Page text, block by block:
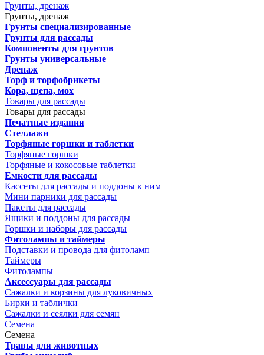
Грунты, дренаж
Грунты, дренаж
Грунты специализированные
Грунты для рассады
Компоненты для грунтов
Грунты универсальные
Дренаж
Торф и торфобрикеты
Кора, щепа, мох
Товары для рассады
Товары для рассады
Печатные издания
Стеллажи
Торфяные горшки и таблетки
Торфяные горшки
Торфяные и кокосовые таблетки
Емкости для рассады
Кассеты для рассады и поддоны к ним
Мини парники для рассады
Пакеты для рассады
Ящики и поддоны для рассады
Горшки и наборы для рассады
Фитолампы и таймеры
Подставки и провода для фитоламп
Таймеры
Фитолампы
Аксессуары для рассады
Сажалки и корзины для луковичных
Бирки и таблички
Сажалки и сеялки для семян
Семена
Семена
Травы для животных